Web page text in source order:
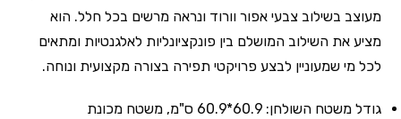
מעוצב בשילוב צבעי אפור וורוד ונראה מרשים בכל חלל. הוא
מציע את השילוב המושלם בין פונקציונליות לאלגנטיות ומתאים
לכל מי שמעוניין לבצע פרויקטי תפירה בצורה מקצועית ונוחה.
גודל משטח השולחן: 60.9*60.9 ס"מ, משטח מכונת